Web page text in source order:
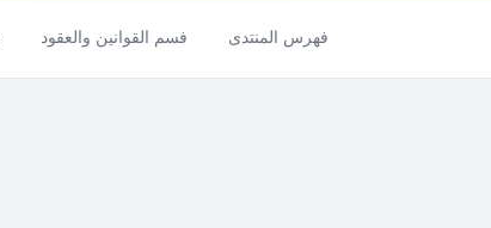
فهرس المنتدى فسم القوانين والعقود